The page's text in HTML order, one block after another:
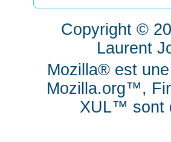
Copyright ©
Laurent
Mozilla® est
Mozilla.org™,
XUL™ sont